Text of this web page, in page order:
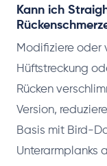
Kann ich
Modifiziere oder
Hüftstreckung
Rücken
Version,
Basis mit Bird-
Unterarmplanks